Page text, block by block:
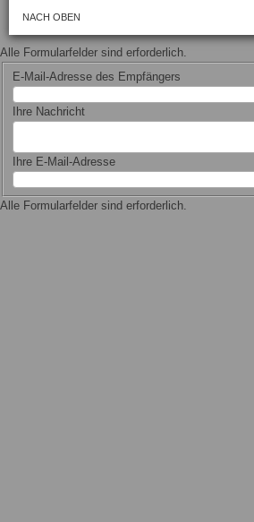
NACH OBEN
Alle Formularfelder sind erforderlich.
E-Mail-Adresse des Empfängers
Ihre Nachricht
Ihre E-Mail-Adresse
Alle Formularfelder sind erforderlich.